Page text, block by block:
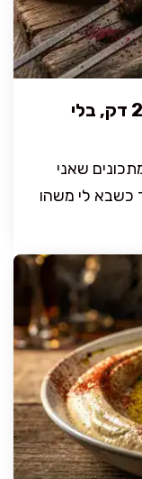
קבב ערבי ממכר על מחבת ב-20 דק, בלי
שאני
כשבא לי משהו